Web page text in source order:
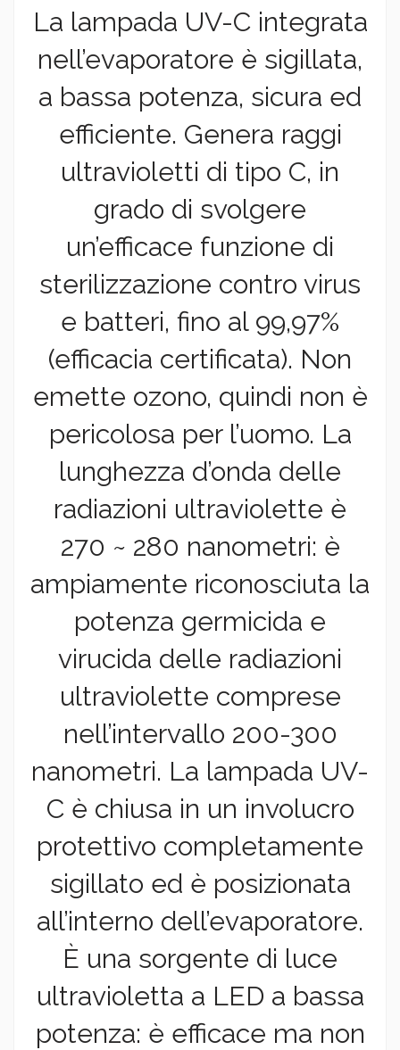
La lampada UV-C integrata
nell’evaporatore è sigillata,
a bassa potenza, sicura ed
efficiente. Genera raggi
ultravioletti di tipo C, in
grado di svolgere
un’efficace funzione di
sterilizzazione contro virus
e batteri, fino al 99,97%
(efficacia certificata). Non
emette ozono, quindi non è
pericolosa per l’uomo. La
lunghezza d’onda delle
radiazioni ultraviolette è
270 ~ 280 nanometri: è
ampiamente riconosciuta la
potenza germicida e
virucida delle radiazioni
ultraviolette comprese
nell’intervallo 200-300
nanometri. La lampada UV-
C è chiusa in un involucro
protettivo completamente
sigillato ed è posizionata
all’interno dell’evaporatore.
È una sorgente di luce
ultravioletta a LED a bassa
potenza: è efficace ma non